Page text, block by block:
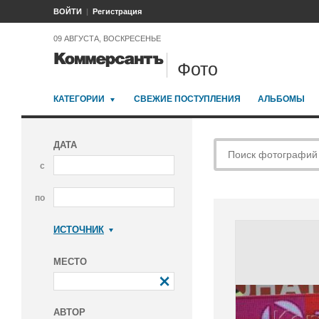
ВОЙТИ Регистрация
09 АВГУСТА, ВОСКРЕСЕНЬЕ
Фото
КАТЕГОРИИ СВЕЖИЕ ПОСТУПЛЕНИЯ АЛЬБОМЫ
ДАТА
с
по
ИСТОЧНИК
МЕСТО
АВТОР